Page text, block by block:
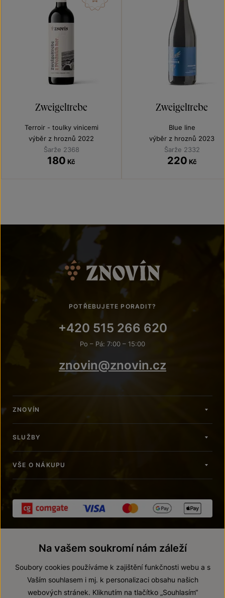
Zweigeltrebe
Terroir - toulky vinicemi
výběr z hroznů 2022
Šarže 2368
180 Kč
Zweigeltrebe
Blue line
výběr z hroznů 2023
Šarže 2332
220 Kč
POTŘEBUJETE PORADIT?
+420 515 266 620
Po – Pá: 7:00 – 15:00
znovin@znovin.cz
ZNOVÍN
SLUŽBY
VŠE O NÁKUPU
© 2026 ZNOVÍN ZNOJMO, a. s.
Na vašem soukromí nám záleží
Soubory cookies používáme k zajištění funkčnosti webu a s
Vaším souhlasem i mj. k personalizaci obsahu našich
webových stránek. Kliknutím na tlačítko „Souhlasím“